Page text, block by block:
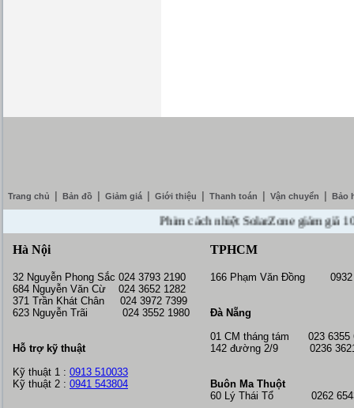
Trang chủ Bản đồ Giảm giá Giới thiệu Thanh toán Vận chuyển Bảo
Phim cách nhiệt SolarZone giảm giá 10%
Hà Nội
32 Nguyễn Phong Sắc 024 3793 2190
684 Nguyễn Văn Cừ 024 3652 1282
371 Trần Khát Chân 024 3972 7399
623 Nguyễn Trãi 024 3552 1980
Hỗ trợ kỹ thuật
Kỹ thuật 1 : 0913 510033
Kỹ thuật 2 : 0941 543804
TPHCM
166 Phạm Văn Đồng 0932
Đà Nẵng
01 CM tháng tám 023 6355
142 đường 2/9 0236
Buôn Ma Thuột
60 Lý Thái Tổ 0262